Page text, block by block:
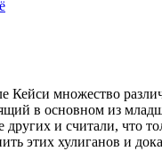
Кейси множество
в основном из
и считали, что
этих хулиганов и